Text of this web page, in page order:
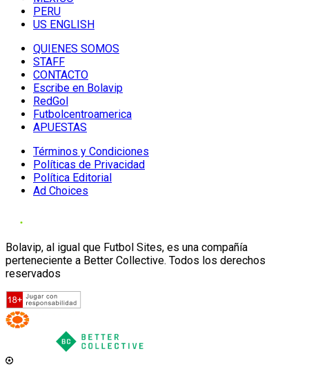
PERU
US ENGLISH
QUIENES SOMOS
STAFF
CONTACTO
Escribe en Bolavip
RedGol
Futbolcentroamerica
APUESTAS
Términos y Condiciones
Políticas de Privacidad
Política Editorial
Ad Choices
Bolavip, al igual que Futbol Sites, es una compañía
perteneciente a Better Collective. Todos los derechos
reservados